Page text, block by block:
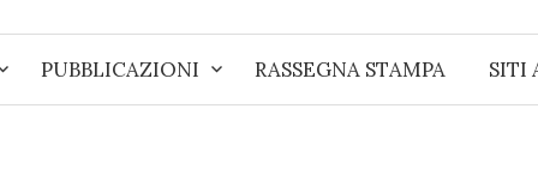
PUBBLICAZIONI RASSEGNA STAMPA SITI